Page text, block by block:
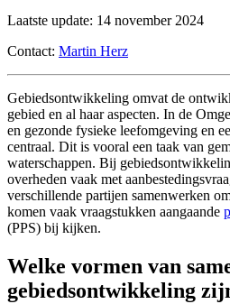
Laatste update: 14 november 2024
Contact: Martin Herz
Gebiedsontwikkeling omvat de
gebied en al haar aspecten. In de
en gezonde fysieke leefomgeving en
centraal. Dit is vooral een taak van
waterschappen. Bij
overheden vaak met
verschillende partijen samenwerken
komen vaak vraagstukken aangaande
(PPS) bij kijken.
Welke vormen van
gebiedsontwikkeling